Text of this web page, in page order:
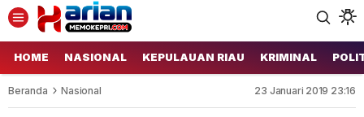
HOME NASIONAL KEPULAUAN RIAU KRIMINAL
Beranda Nasional 23 Januari 2019 23:16